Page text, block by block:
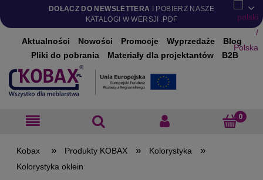
DOŁĄCZ DO NEWSLETTERA I POBIERZ NASZE
KATALOGI W WERSJI .PDF
Aktualności Nowości Promocje Wyprzedaże
Blog
Pliki do pobrania
Materiały dla projektantów B2B
» Produkty KOBAX » Kolorystyka »
Kolorystyka oklein